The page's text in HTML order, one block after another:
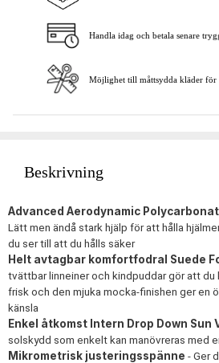
Handla idag och betala senare
Möjlighet till måttsydda kläder för
Beskrivning
Advanced Aerodynamic
Lätt men ändå stark hjälp för att hålla
du ser till att du hålls säker
Helt avtagbar komfortfodral Suede
tvättbar linneiner och kindpuddar gör att du
frisk och den mjuka mocka-finishen ger en
känsla
Enkel åtkomst Intern Drop Down Sun
solskydd som enkelt kan manövreras med
Mikrometrisk justeringsspänne - Ger